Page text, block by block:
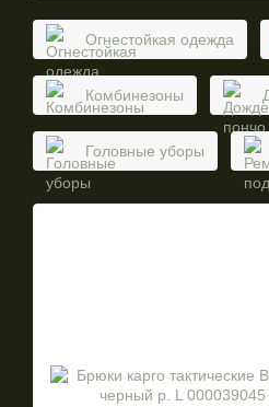
Огнестойкая одежда
Комбинезоны
Головные уборы